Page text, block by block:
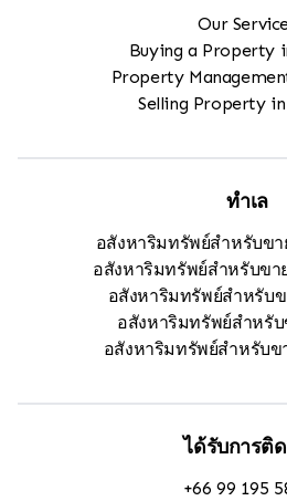
Our
Buying a Property
Property
Selling Property
ทำเล
อสังหาริมทรัพย์สำหรับข
อสังหาริมทรัพย์สำหรับขา
อสังหาริมทรัพย์สำหรับ
อสังหาริมทรัพย์สำหรั
อสังหาริมทรัพย์สำหรับข
ได้รับการติ
+66 99 195